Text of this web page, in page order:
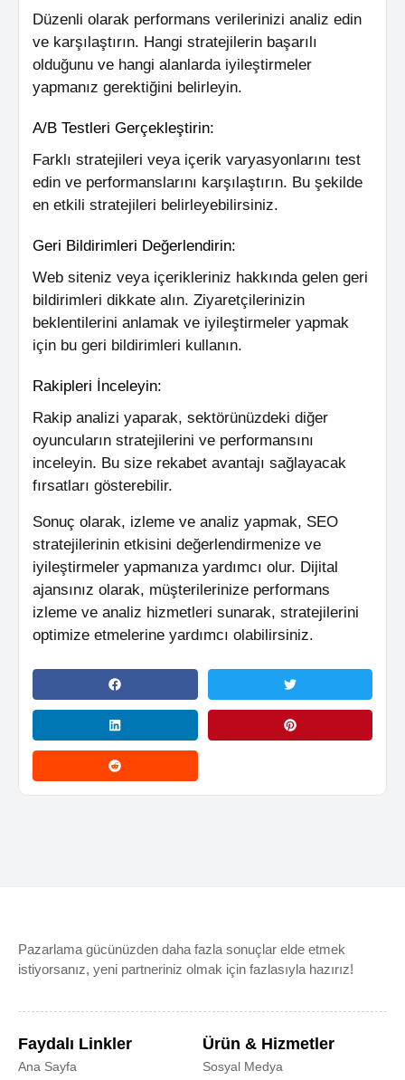
Düzenli olarak performans verilerinizi analiz edin
ve karşılaştırın. Hangi stratejilerin başarılı
olduğunu ve hangi alanlarda iyileştirmeler
yapmanız gerektiğini belirleyin.
A/B Testleri Gerçekleştirin:
Farklı stratejileri veya içerik varyasyonlarını test
edin ve performanslarını karşılaştırın. Bu şekilde
en etkili stratejileri belirleyebilirsiniz.
Geri Bildirimleri Değerlendirin:
Web siteniz veya içerikleriniz hakkında gelen geri
bildirimleri dikkate alın. Ziyaretçilerinizin
beklentilerini anlamak ve iyileştirmeler yapmak
için bu geri bildirimleri kullanın.
Rakipleri İnceleyin:
Rakip analizi yaparak, sektörünüzdeki diğer
oyuncuların stratejilerini ve performansını
inceleyin. Bu size rekabet avantajı sağlayacak
fırsatları gösterebilir.
Sonuç olarak, izleme ve analiz yapmak, SEO
stratejilerinin etkisini değerlendirmenize ve
iyileştirmeler yapmanıza yardımcı olur. Dijital
ajansınız olarak, müşterilerinize performans
izleme ve analiz hizmetleri sunarak, stratejilerini
optimize etmelerine yardımcı olabilirsiniz.
Pazarlama gücünüzden daha fazla sonuçlar elde etmek
istiyorsanız, yeni partneriniz olmak için fazlasıyla hazırız!
Faydalı Linkler
Ana Sayfa
Ürün & Hizmetler
Sosyal Medya